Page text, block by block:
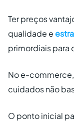
Ter preços
qualidade e
primordiais para
No e-
cuidados não
O ponto inicial